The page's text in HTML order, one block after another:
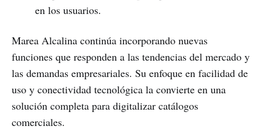
en los usuarios.
Marea Alcalina continúa incorporando nuevas
funciones que responden a las tendencias del mercado y
las demandas empresariales. Su enfoque en facilidad de
uso y conectividad tecnológica la convierte en una
solución completa para digitalizar catálogos
comerciales.